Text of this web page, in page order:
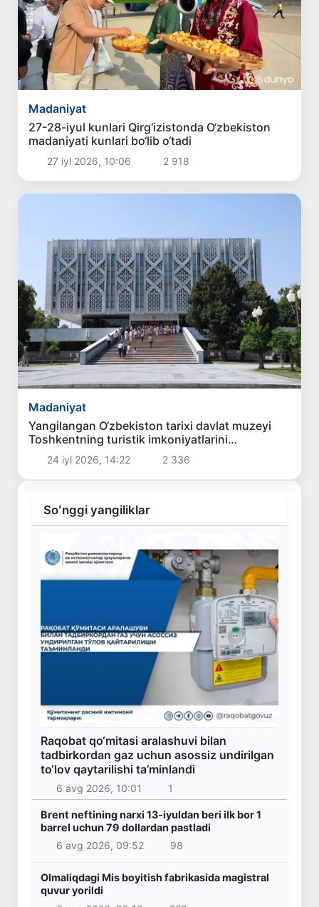
Madaniyat
27-28-iyul kunlari Qirg‘izistonda O‘zbekiston
madaniyati kunlari bo‘lib o‘tadi
27 iyl 2026, 10:06 2 918
Madaniyat
Yangilangan O‘zbekiston tarixi davlat muzeyi
Toshkentning turistik imkoniyatlarini
kengaytirdi
24 iyl 2026, 14:22 2 336
Soʻnggi yangiliklar
Raqobat qo‘mitasi aralashuvi bilan
tadbirkordan gaz uchun asossiz undirilgan
to‘lov qaytarilishi ta’minlandi
6 avg 2026, 10:01 1
Brent neftining narxi 13-iyuldan beri ilk bor 1
barrel uchun 79 dollardan pastladi
6 avg 2026, 09:52
98
Olmaliqdagi Mis boyitish fabrikasida magistral
quvur yorildi